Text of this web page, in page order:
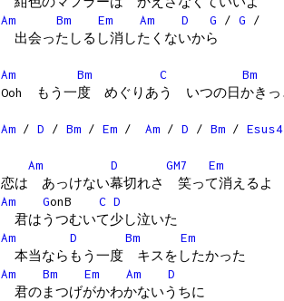
Am
Bm Em Am D G / G /
出会ったしるし消したくないから
Am Bm C Bm
Ooh もう一度 めぐりあう いつの日かきっ
Am / D / Bm / Em / Am / D / Bm / Esus4
Am D GM7
Em
恋は あっけない幕切れさ 笑って消えるよ
Am
GonB C D
君はうつむいて少し泣いた
Am
D Bm
Em
本当ならもう一度 キスをしたかった
Am
Bm Em Am
D
君のまつげがかわかないうちに